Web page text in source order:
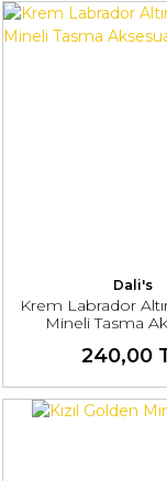
Dali's
Krem Labrador
Mineli Tasma
240,00